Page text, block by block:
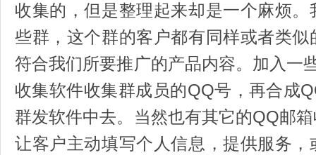
收集的，但是整理起来却是一个麻烦
些群，这个群的客户都有同样或者类
符合我们所要推广的产品内容。加入一
收集软件收集群成员的QQ号，再合成
群发软件中去。当然也有其它的QQ邮
让客户主动填写个人信息，提供服务